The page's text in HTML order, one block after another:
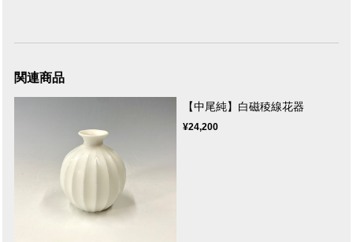
関連商品
【中尾純】白磁稜線花器
¥24,200